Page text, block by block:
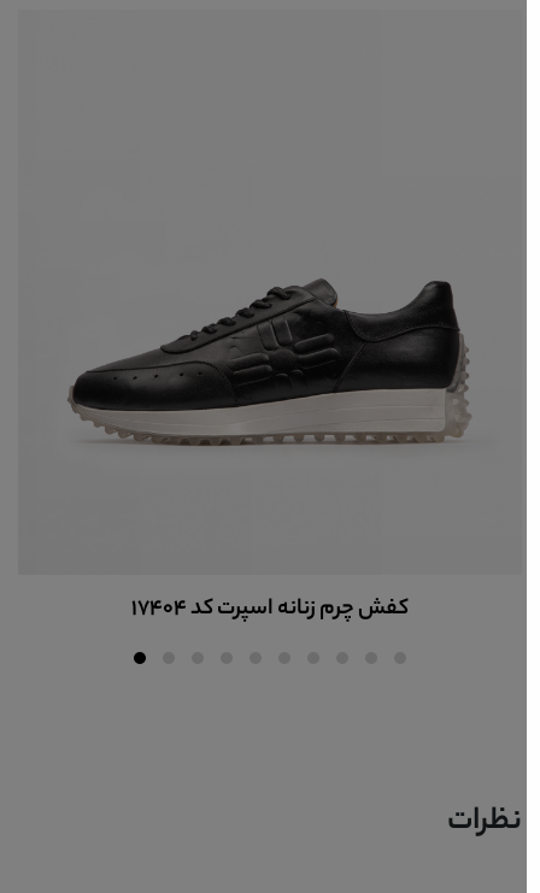
کفش چرم زنانه اسپرت کد W17990
نظرات